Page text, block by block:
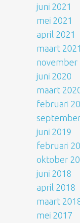
juni 2021
mei 2021
april 2021
maart 2021
november
juni 2020
maart
februari
juni 2019
februari
oktober
juni 2018
april 2018
maart
mei 2017